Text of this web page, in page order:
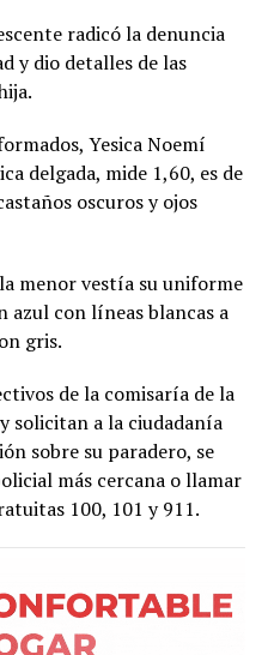
radicó la denuncia
y dio detalles de las
Yesica Noemí
delgada, mide 1,60, es de
oscuros y ojos
menor vestía su uniforme
azul con líneas blancas a
gris.
de la comisaría de la
solicitan a la ciudadanía
sobre su paradero, se
más cercana o llamar
100, 101 y 911.